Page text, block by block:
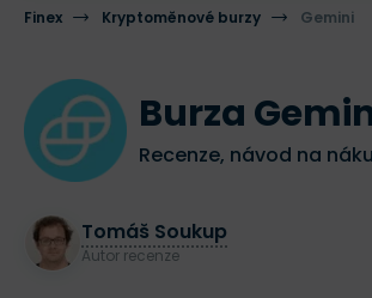
Finex Kryptoměnové burzy Gemini
Burza
Recenze, návod na
Tomáš Soukup
Autor recenze